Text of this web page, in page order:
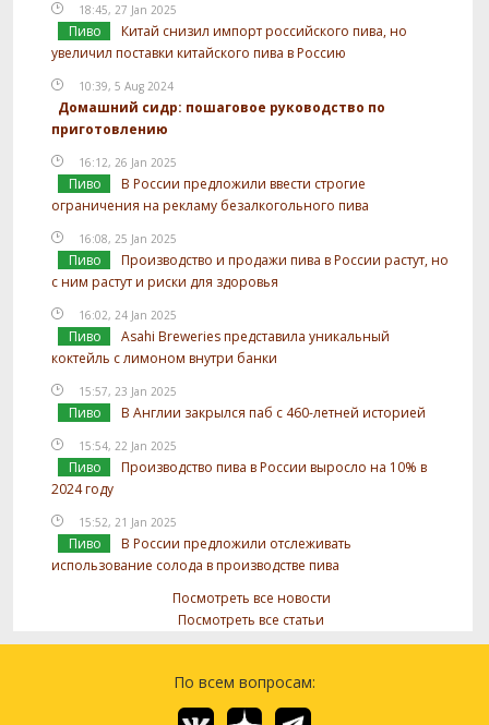
18:45, 27 Jan 2025
Пиво
Китай снизил импорт российского пива, но
увеличил поставки китайского пива в Россию
10:39, 5 Aug 2024
Домашний сидр: пошаговое руководство по
приготовлению
16:12, 26 Jan 2025
Пиво
В России предложили ввести строгие
ограничения на рекламу безалкогольного пива
16:08, 25 Jan 2025
Пиво
Производство и продажи пива в России растут, но
с ним растут и риски для здоровья
16:02, 24 Jan 2025
Пиво
Asahi Breweries представила уникальный
коктейль с лимоном внутри банки
15:57, 23 Jan 2025
Пиво В Англии закрылся паб с 460-летней историей
15:54, 22 Jan 2025
Пиво
Производство пива в России выросло на 10% в
2024 году
15:52, 21 Jan 2025
Пиво
В России предложили отслеживать
использование солода в производстве пива
Посмотреть все новости
Посмотреть все статьи
По всем вопросам: